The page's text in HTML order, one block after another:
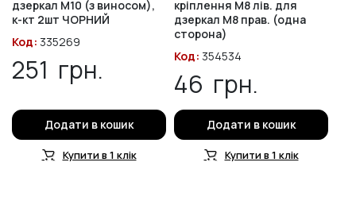
дзеркал M10 (з виносом),
к-кт 2шт ЧОРНИЙ
Код: 335269
251 грн.
Додати в кошик
Купити в 1 клік
кріплення М8 лів. для
дзеркал М8 прав. (одна
сторона)
Код: 354534
46 грн.
Додати в кошик
Купити в 1 клік